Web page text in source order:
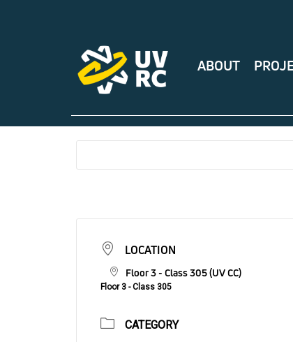
ABOUT
LOCATION
Floor 3 - Class 305 (UV CC)
Floor 3 - Class 305
CATEGORY